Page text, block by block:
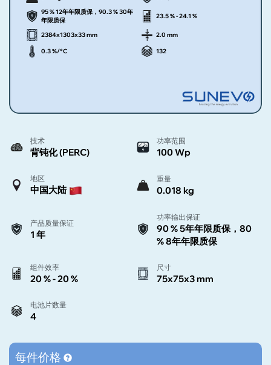
95 % 12年年限质保，90.3 % 30年
年限质保
23.5 % - 24.1 %
2384x1303x33 mm 2.0 mm
0.3 %/°C 132
技术
背钝化 (PERC)
功率范围
100 Wp
地区
中国大陆
重量
0.018 kg
产品质量保证
1 年
功率输出保证
90 % 5年年限质保，80
% 8年年限质保
组件效率
20 % - 20 %
尺寸
75x75x3 mm
电池片数量
4
每件价格